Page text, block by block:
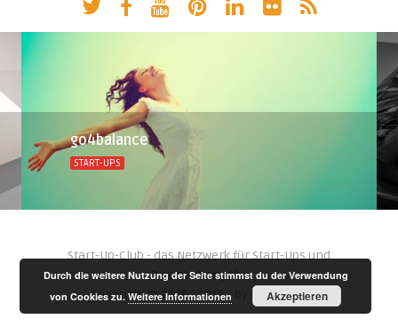
go4balance
START-UPS
Start-Up-Club - das Netzwerk für Start-Ups und
Business Angels.
Copyright © 2016 - 2019 - by
Negara AG
Durch die weitere Nutzung der Seite stimmst du der Verwendung
von Cookies zu.Weitere Informationen Akzeptieren